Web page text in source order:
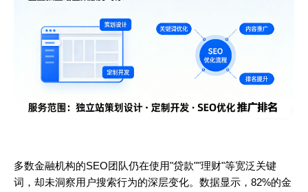
多数金融机构的SEO团队仍在使用"贷款""理财"等宽泛关键
词，却未洞察用户搜索行为的深层变化。数据显示，82%的金